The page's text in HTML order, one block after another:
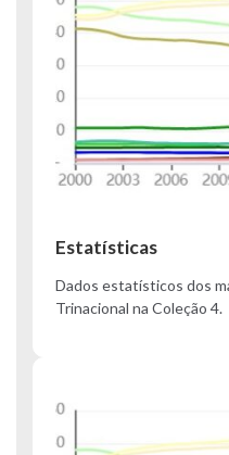
Estatísticas
Dados estatísticos dos
Trinacional na Coleção 4.